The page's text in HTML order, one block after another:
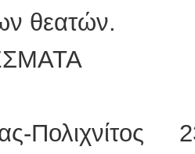
θεατών.
Πολιχνίτος